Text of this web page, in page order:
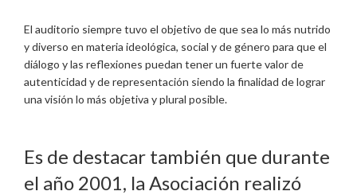
El auditorio siempre tuvo el objetivo de que sea lo más nutrido
y diverso en materia ideológica, social y de género para que el
diálogo y las reflexiones puedan tener un fuerte valor de
autenticidad y de representación siendo la finalidad de lograr
una visión lo más objetiva y plural posible.
Es de destacar también que durante
el año 2001, la Asociación realizó